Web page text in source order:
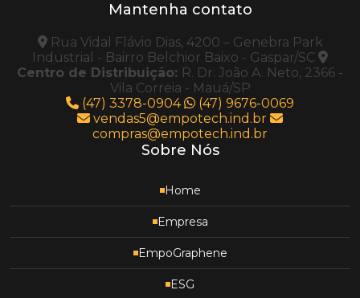
Mantenha contato
Rua Vidal Flávio Dias, 4200 – Genebra Park
Industrial - Bairro Belchior Baixo - Gaspar/SC
Centro de Distribuição: R. Dr. João A. Neto, 2366 -
Vila Correia - Mauá/SP
(47) 3378-0904
(47) 9676-0069
vendas5@empotech.ind.br
compras@empotech.ind.br
Sobre Nós
Home
Empresa
EmpoGraphene
ESG